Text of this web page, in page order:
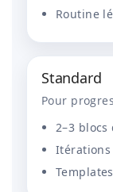
Routine
Standard
Pour
2–3
Itérations